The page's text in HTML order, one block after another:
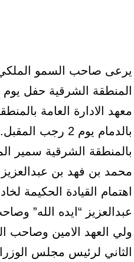
يرعى صاحب السمو الملكي
المنطقة الشرقية حفل
معهد الادارة العامة
بالدمام يوم 2
بالمنطقة الشرقية سمير
محمد بن فهد بن
اهتمام القيادة الحكيمة
عبدالعزيز “ايده الله”
ولي العهد الامين وصاحب
الثاني لرئيس مجلس